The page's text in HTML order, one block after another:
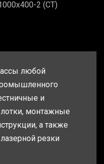
2 (СТ)
любой
и
монтажные
а также
резки